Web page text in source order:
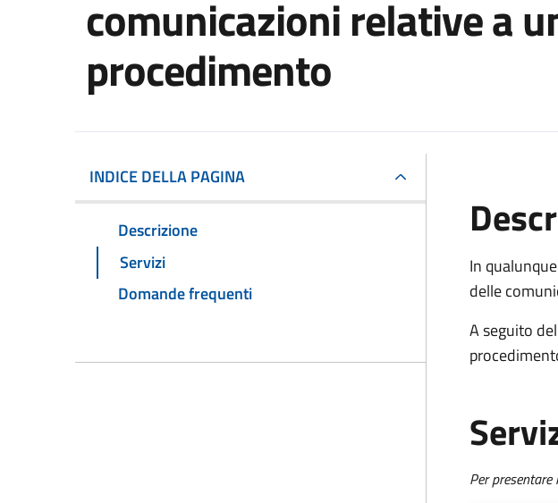
comunicazioni relative a
procedimento
INDICE DELLA PAGINA
Descrizione
Servizi
Domande frequenti
In
delle
A seguito
Per presentare